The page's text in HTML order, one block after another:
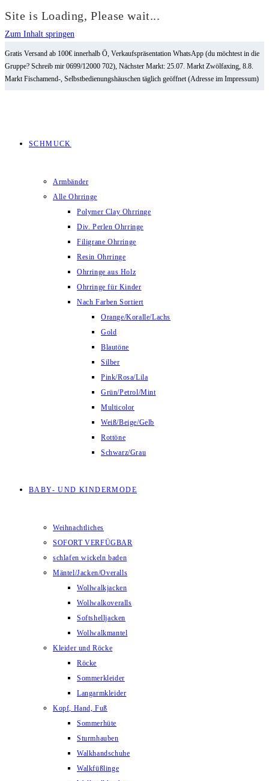
Site is Loading, Please wait...
Zum Inhalt springen
Gratis Versand ab 100€ innerhalb Ö, Verkaufspräsentation WhatsApp (du möchtest in die
Gruppe? Schreib mir 0699/12000 702), Nächster Markt: 25.07. Markt Zwölfaxing, 8.8.
Markt Fischamend-, Selbstbedienungshäuschen täglich geöffnet (Adresse im Impressum)
SCHMUCK
Armbänder
Alle Ohrringe
Polymer Clay Ohrringe
Div. Perlen Ohrringe
Filigrane Ohrringe
Resin Ohrringe
Ohrringe aus Holz
Ohrringe für Kinder
Nach Farben Sortiert
Orange/Koralle/Lachs
Gold
Blautöne
Silber
Pink/Rosa/Lila
Grün/Petrol/Mint
Multicolor
Weiß/Beige/Gelb
Rottöne
Schwarz/Grau
BABY- UND KINDERMODE
Weihnachtliches
SOFORT VERFÜGBAR
schlafen wickeln baden
Mäntel/Jacken/Overalls
Wollwalkjacken
Wollwalkoveralls
Softshelljacken
Wollwalkmantel
Kleider und Röcke
Röcke
Sommerkleider
Langarmkleider
Kopf, Hand, Fuß
Sommerhüte
Sturmhauben
Walkhandschuhe
Walkfüßlinge